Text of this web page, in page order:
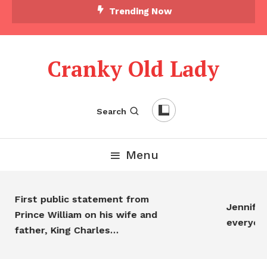
Trending Now
Cranky Old Lady
Search
Menu
First public statement from
Prince William on his wife and
father, King Charles…
Jennifer